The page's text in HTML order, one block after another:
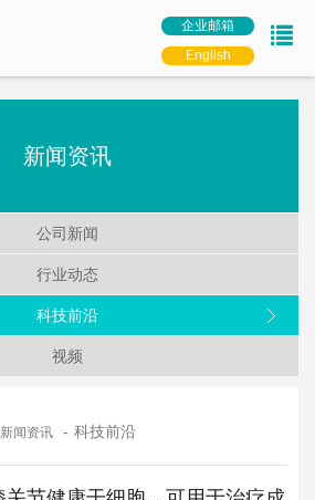
企业邮箱
English
新闻资讯
公司新闻
行业动态
科技前沿
视频
新闻资讯 科技前沿